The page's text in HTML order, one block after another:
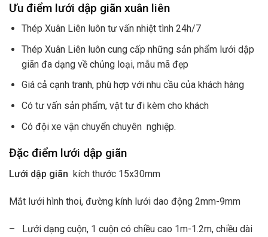
Ưu điểm lưới dập giãn xuân liên
Thép Xuân Liên luôn tư vấn nhiệt tình 24h/7
Thép Xuân Liên luôn cung cấp những sản phẩm lưới dập
giãn đa dạng về chủng loại, mẫu mã đẹp
Giá cả cạnh tranh, phù hợp với nhu cầu của khách hàng
Có tư vấn sản phẩm, vật tư đi kèm cho khách
Có đội xe vận chuyển chuyên nghiệp.
Đặc điểm lưới dập giãn
Lưới dập giãn kích thước 15x30mm
Mắt lưới hình thoi, đường kính lưới dao động 2mm-9mm
– Lưới dạng cuộn, 1 cuộn có chiều cao 1m-1.2m, chiều dài